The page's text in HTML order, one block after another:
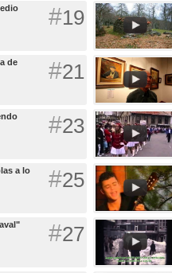
#19
#21
de
#23
#25
a lo
#27